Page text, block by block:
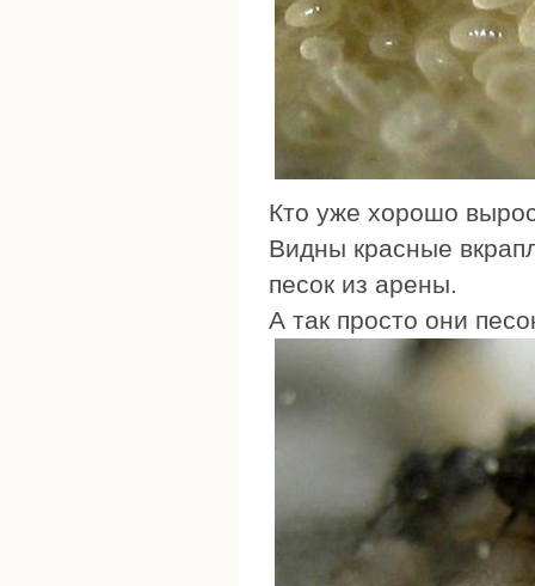
Кто уже хорошо
Видны красные
песок из арены.
А так просто они